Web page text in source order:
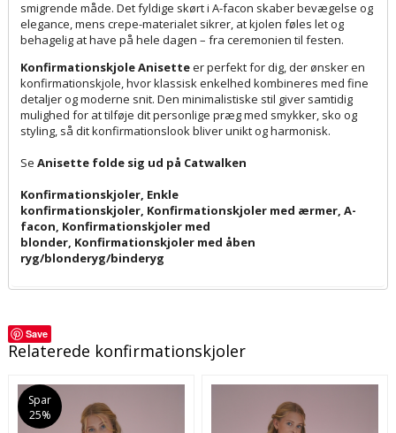
smigrende måde. Det fyldige skørt i A-facon skaber bevægelse og
elegance, mens crepe-materialet sikrer, at kjolen føles let og
behagelig at have på hele dagen – fra ceremonien til festen.
Konfirmationskjole Anisetteer perfekt for dig, der ønsker en
konfirmationskjole, hvor klassisk enkelhed kombineres med fine
detaljer og moderne snit. Den minimalistiske stil giver samtidig
mulighed for at tilføje dit personlige præg med smykker, sko og
styling, så dit konfirmationslook bliver unikt og harmonisk.
Se Anisette folde sig ud på Catwalken
Konfirmationskjoler, Enkle
konfirmationskjoler, Konfirmationskjoler med ærmer, A-
facon Konfirmationskjoler med
blonder, Konfirmationskjoler med åben
ryg/blonderyg/binderyg
Save
Relaterede konfirmationskjoler
Spar
25%